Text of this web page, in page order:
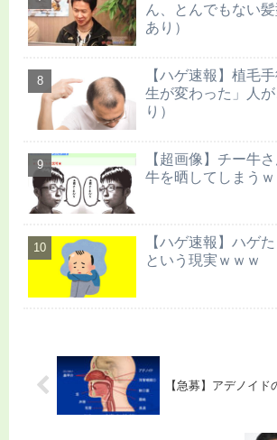
ん、とんでもない
あり）
【ハゲ速報】植毛
生が変わった」人
り）
【超画像】チー牛
牛を晒してしまうｗ
【ハゲ速報】ハゲ
という現実ｗｗｗ
【急募】アデノイド